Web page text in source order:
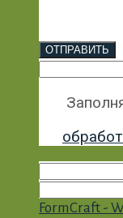
ОТПРАВИТЬ
FormCraft -